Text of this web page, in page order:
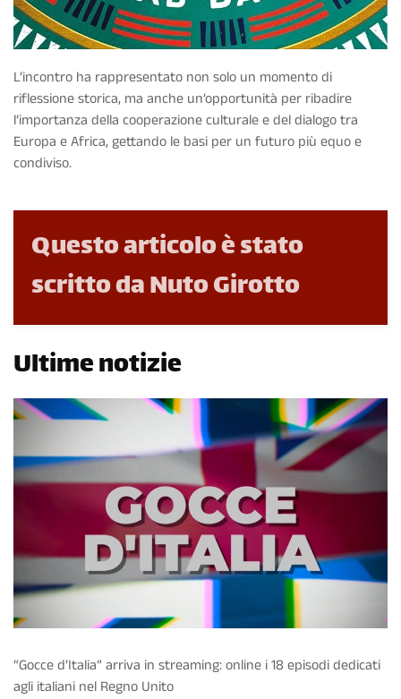
L’incontro ha rappresentato non solo un momento di
riflessione storica, ma anche un’opportunità per ribadire
l’importanza della cooperazione culturale e del dialogo tra
Europa e Africa, gettando le basi per un futuro più equo e
condiviso.
Questo articolo è stato
scritto da Nuto Girotto
Ultime notizie
“Gocce d’Italia” arriva in streaming: online i 18 episodi dedicati
agli italiani nel Regno Unito